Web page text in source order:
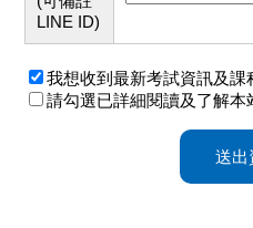
LINE ID)
我想收到最新考試資訊及課
請勾選已詳細閱讀及了解本
送出